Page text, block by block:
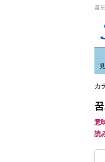
꿈
カ
意
読